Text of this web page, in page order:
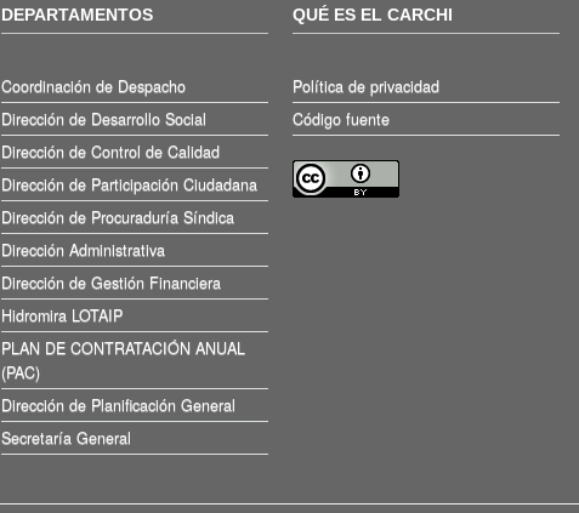
DEPARTAMENTOS
Coordinación de Despacho
Dirección de Desarrollo Social
Dirección de Control de Calidad
Dirección de Participación Ciudadana
Dirección de Procuraduría Síndica
Dirección Administrativa
Dirección de Gestión Financiera
Hidromira LOTAIP
PLAN DE CONTRATACIÓN ANUAL
(PAC)
Dirección de Planificación General
Secretaría General
QUÉ ES EL CARCHI
Política de privacidad
Código fuente